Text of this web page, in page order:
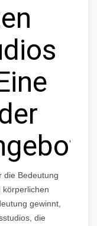
die Bedeutung
körperlichen
gewinnt,
die